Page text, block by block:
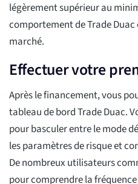
légèrement supérieur au
comportement de Trade
marché.
Effectuer votre
Après le financement, vous
tableau de bord Trade Duac.
pour basculer entre le mode
les paramètres de risque et
De nombreux utilisateurs
pour comprendre la